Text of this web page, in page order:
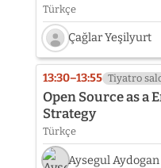
Türkçe
Konuşmacı
fotoğrafı
henüz
eklenmedi:
Çağlar
Yeşilyurt
Çağlar Yeşilyurt
13:30–13:55 Tiyatro
Open Source as a
Strategy
Türkçe
Aysegul